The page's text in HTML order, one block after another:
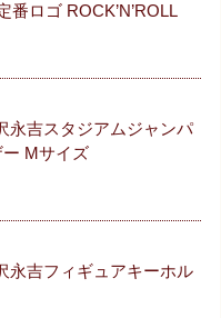
番ロゴ ROCK’N’ROLL
永吉スタジアムジャンパ
Mサイズ
永吉フィギュアキーホル